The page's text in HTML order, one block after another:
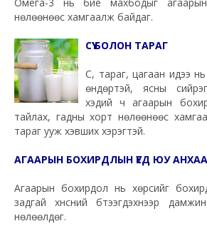
нөлөөнөөс хамгаалж байдаг.
СҮҮ БОЛОН ТАРАГ
Сүү, тараг, цагаан идээ
өндөртэй, ясны
хэдий ч агаарын
тайлах, гадны хорт нөлөөнөөс
тараг ууж хэвших хэрэгтэй.
АГААРЫН БОХИРДЛЫН ҮЕД ЮУ
Агаарын бохирдол нь хөрсийг
задгай хүнсний бүтээгдэхүүнээр
нөлөөлдөг.